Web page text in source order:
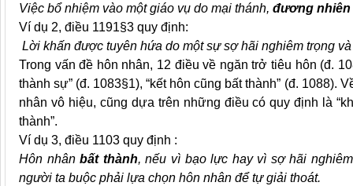
Việc bổ nhiệm vào một giáo vụ do mại thánh, đương nhiên
Ví dụ 2, điều 1191§3 quy định:
Lời khấn được tuyên hứa do một sự sợ hãi nghiêm trọng
Trong vấn đề hôn nhân, 12 điều về ngăn trở tiêu hôn (đ.
thành sự” (đ. 1083§1), “kết hôn cũng bất thành” (đ. 1088).
nhân vô hiệu, cũng dựa trên những điều có quy định là
thành”.
Ví dụ 3, điều 1103 quy định :
Hôn nhânbất thành, nếu vì bạo lực hay vì sợ hãi
người ta buộc phải lựa chọn hôn nhân để tự giải thoát.